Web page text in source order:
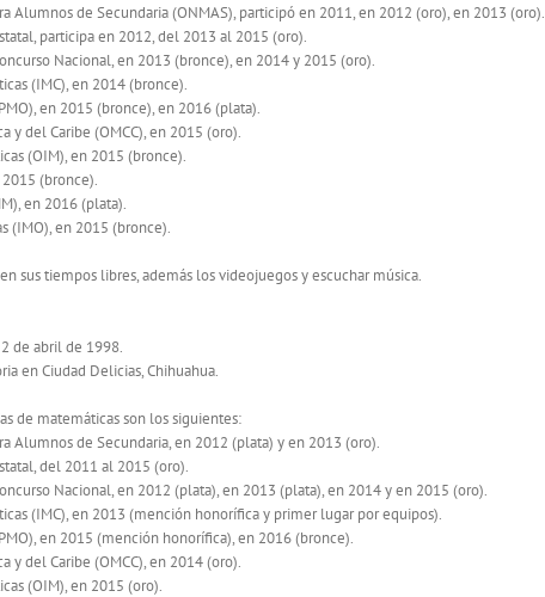
Alumnos de Secundaria (ONMAS), participó en 2011, en 2012 (oro), en 2013 (oro).
participa en 2012, del 2013 al 2015 (oro).
Nacional, en 2013 (bronce), en 2014 y 2015 (oro).
(IMC), en 2014 (bronce).
en 2015 (bronce), en 2016 (plata).
y del Caribe (OMCC), en 2015 (oro).
(OIM), en 2015 (bronce).
(bronce).
en 2016 (plata).
(IMO), en 2015 (bronce).
sus tiempos libres, además los videojuegos y escuchar música.
de abril de 1998.
en Ciudad Delicias, Chihuahua.
de matemáticas son los siguientes:
Alumnos de Secundaria, en 2012 (plata) y en 2013 (oro).
del 2011 al 2015 (oro).
Nacional, en 2012 (plata), en 2013 (plata), en 2014 y en 2015 (oro).
(IMC), en 2013 (mención honorífica y primer lugar por equipos).
en 2015 (mención honorífica), en 2016 (bronce).
y del Caribe (OMCC), en 2014 (oro).
(OIM), en 2015 (oro).